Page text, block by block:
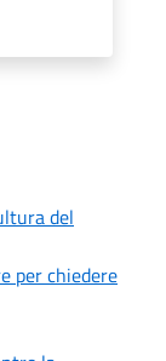
del
per chiedere